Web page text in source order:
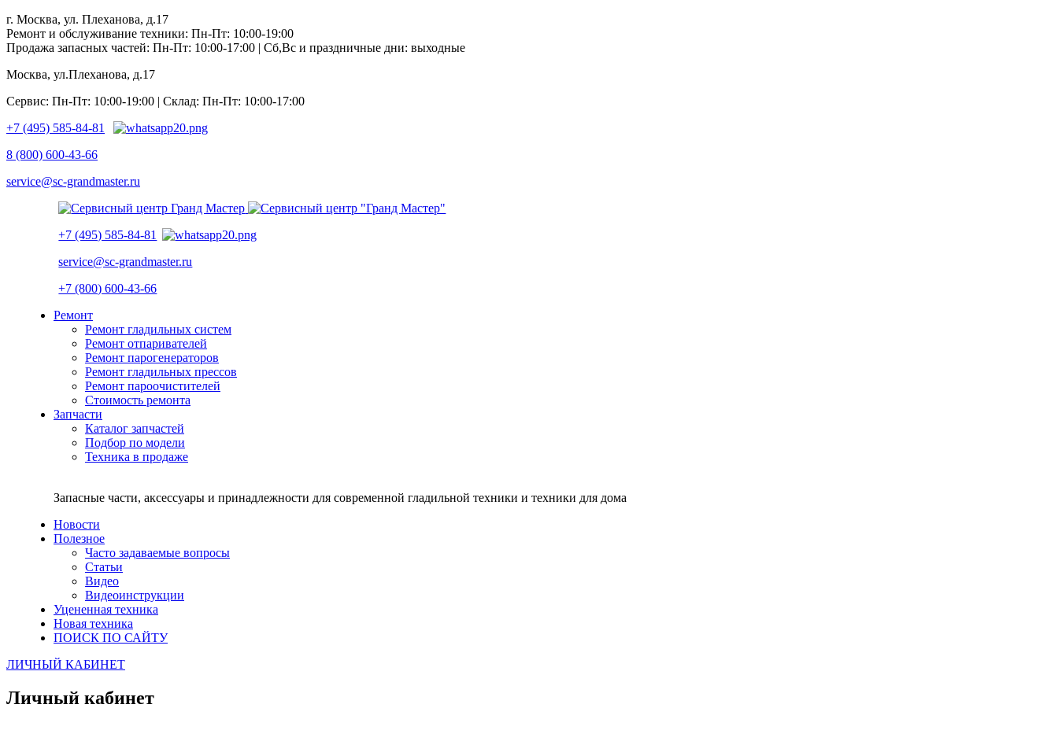
г. Москва, ул. Плеханова, д.17
Ремонт и обслуживание техники: Пн-Пт: 10:00-19:00
Продажа запасных частей: Пн-Пт: 10:00-17:00 | Сб,Вс и праздничные дни: выходные
Москва, ул.Плеханова, д.17
Сервис: Пн-Пт: 10:00-19:00 | Склад: Пн-Пт: 10:00-17:00
+7 (495) 585-84-81
8 (800) 600-43-66
service@sc-grandmaster.ru
+7 (495) 585-84-81
service@sc-grandmaster.ru
+7 (800) 600-43-66
Ремонт
Ремонт гладильных систем
Ремонт отпаривателей
Ремонт парогенераторов
Ремонт гладильных прессов
Ремонт пароочистителей
Стоимость ремонта
Запчасти
Каталог запчастей
Подбор по модели
Техника в продаже
Запасные части, аксессуары и принадлежности для современной гладильной техники и техники для дома
Новости
Полезное
Часто задаваемые вопросы
Статьи
Видео
Видеоинструкции
Уцененная техника
Новая техника
ПОИСК ПО САЙТУ
ЛИЧНЫЙ КАБИНЕТ
Личный кабинет